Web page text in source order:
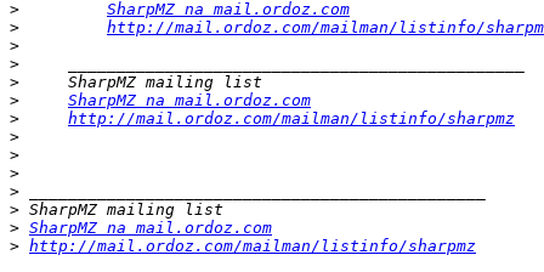
>
SharpMZ na mail.ordoz.com
>
http://mail.ordoz.com/mailman/listinfo/
>
>
>
>
SharpMZ na mail.ordoz.com
>
http://mail.ordoz.com/mailman/listinfo/sharpmz
>
>
>
>
>
> SharpMZ na mail.ordoz.com
> http://mail.ordoz.com/mailman/listinfo/sharpmz